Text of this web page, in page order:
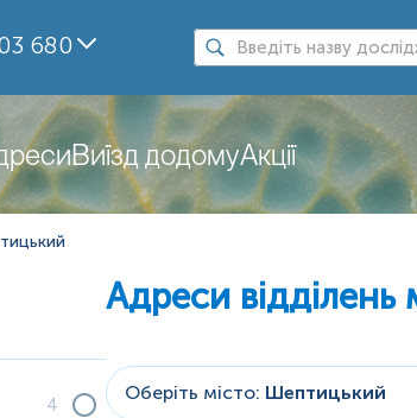
680
Виїзд додомуАкції
4
Адреси відділень
Оберіть місто: Шептицький